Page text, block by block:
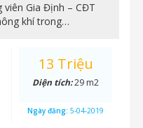
viên Gia Định – CĐT
khí trong…
13 Triệu
Diện tích:29 m2
Ngày đăng: 5-04-2019